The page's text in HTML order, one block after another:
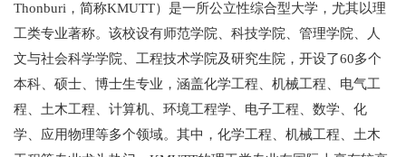
Thonburi，简称KMUTT）是一所公立性综合型大学，尤其以理
工类专业著称。该校设有师范学院、科技学院、管理学院、人
文与社会科学学院、工程技术学院及研究生院，开设了60多个
本科、硕士、博士生专业，涵盖化学工程、机械工程、电气工
程、土木工程、计算机、环境工程学、电子工程、数学、化
学、应用物理等多个领域。其中，化学工程、机械工程、土木